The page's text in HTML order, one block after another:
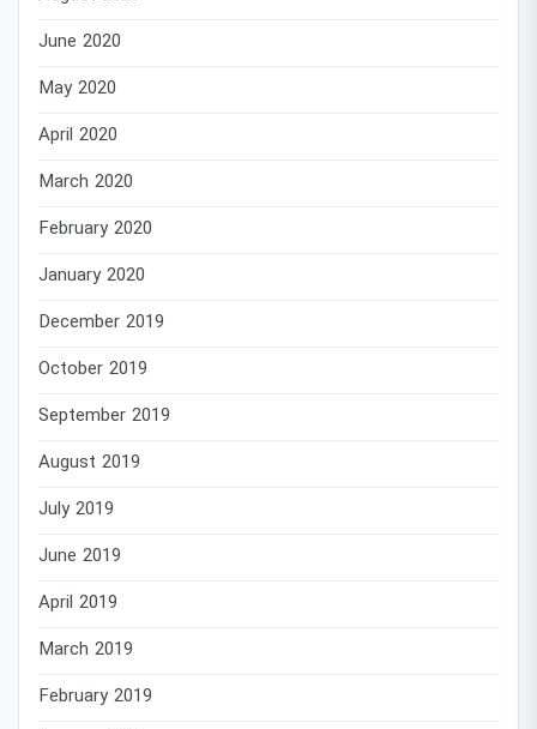
June 2020
May 2020
April 2020
March 2020
February 2020
January 2020
December 2019
October 2019
September 2019
August 2019
July 2019
June 2019
April 2019
March 2019
February 2019